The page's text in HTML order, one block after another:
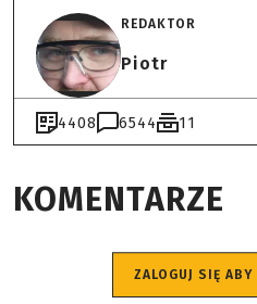
REDAKTOR
Piotr
4408 6544 11
KOMENTARZE
ZALOGUJ SIĘ ABY